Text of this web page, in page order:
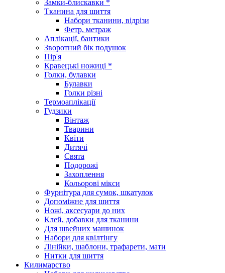
Замки-блискавки *
Тканина для шиття
Набори тканини, відрізи
Фетр, метраж
Аплікації, бантики
Зворотний бік подушок
Пір'я
Кравецькі ножиці *
Голки, булавки
Булавки
Голки різні
Термоаплікації
Гудзики
Вінтаж
Тварини
Квіти
Дитячі
Свята
Подорожі
Захоплення
Кольорові мікси
Фурнітура для сумок, шкатулок
Допоміжне для шиття
Ножі, аксесуари до них
Клей, добавки для тканини
Для швейних машинок
Набори для квілтінгу
Лінійки, шаблони, трафарети, мати
Нитки для шиття
Килимарство